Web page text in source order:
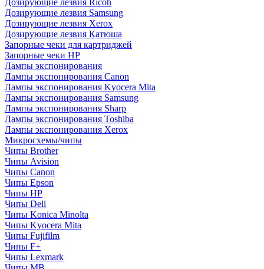
Дозирующие лезвия Ricoh
Дозирующие лезвия Samsung
Дозирующие лезвия Xerox
Дозирующие лезвия Катюша
Запорные чеки для картриджей
Запорные чеки HP
Лампы экспонирования
Лампы экспонирования Canon
Лампы экспонирования Kyocera Mita
Лампы экспонирования Samsung
Лампы экспонирования Sharp
Лампы экспонирования Toshiba
Лампы экспонирования Xerox
Микросхемы/чипы
Чипы Brother
Чипы Avision
Чипы Canon
Чипы Epson
Чипы HP
Чипы Deli
Чипы Konica Minolta
Чипы Kyocera Mita
Чипы Fujifilm
Чипы F+
Чипы Lexmark